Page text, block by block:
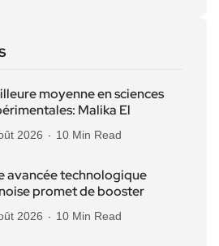
moyenne en sciences
Malika El
2026 10 Min Read
avancée technologique
promet de booster
2026 10 Min Read